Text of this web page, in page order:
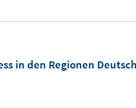
in den Regionen